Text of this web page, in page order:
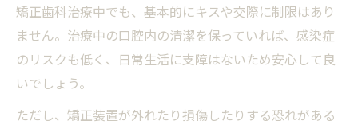
矯正歯科治療中でも、基本的にキスや交際に制限はあり
ません。治療中の口腔内の清潔を保っていれば、感染症
のリスクも低く、日常生活に支障はないため安心して良
いでしょう。
ただし、矯正装置が外れたり損傷したりする恐れがある